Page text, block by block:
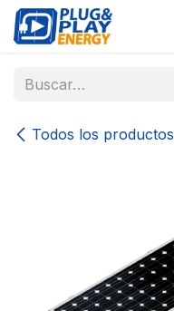
Ir al contenido
Todos los productos